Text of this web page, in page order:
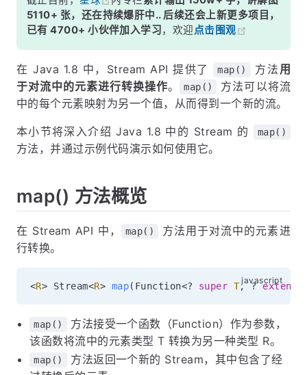
5110+ 张，还在持续爆肝中.. 后续还会上新更多项目，
已有 4700+ 小伙伴加入学习，欢迎点击围观
在 Java 1.8 中，Stream API 提供了 map() 方法 用
于对流中的元素进行转换操作。 map()
方法可以将流
中的每个元素映射为另一个值，从而得到一个新的流。
本小节将深入介绍 Java 1.8 中的 Stream 的 map()
方法，并通过示例代码演示如何使用它。
map() 方法概览
在 Stream API 中， map()
方法用于对流中的元素进
行转换。
<R> Stream<R> map( Function<? super T, ? extends
map()
方法接受一个函数（Function）作为参数，
该函数将流中的元素类型 T 转换为另一种类型 R。
map()
方法返回一个新的 Stream，其中包含了经